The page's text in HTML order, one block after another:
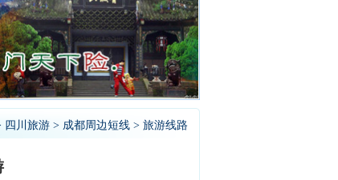
四川旅游 > 成都周边短线 > 旅游线路